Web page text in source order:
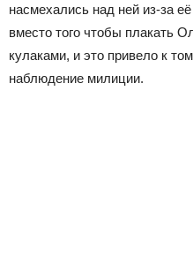
насмехались над ней из-за
вместо того чтобы плакать
кулаками, и это привело к
наблюдение милиции.